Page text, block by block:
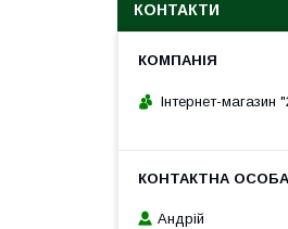
КОНТАКТИ
Інтернет-магазин
Андрій